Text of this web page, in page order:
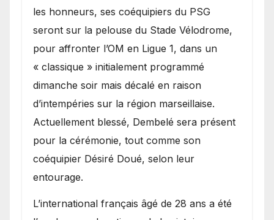
les honneurs, ses coéquipiers du PSG
seront sur la pelouse du Stade Vélodrome,
pour affronter l’OM en Ligue 1, dans un
« classique » initialement programmé
dimanche soir mais décalé en raison
d’intempéries sur la région marseillaise.
Actuellement blessé, Dembelé sera présent
pour la cérémonie, tout comme son
coéquipier Désiré Doué, selon leur
entourage.
L’international français âgé de 28 ans a été